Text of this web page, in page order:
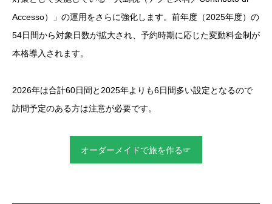
Accesso）」の運用をさらに強化します。前年度（2025年度）の
54日間から対象日数が拡大され、予約時期に応じた変動料金制が
本格導入されます。
2026年は合計60日間と2025年よりも6日間多い設定となるので
訪問予定のある方は注意が必要です。
オーダーメイドで旅を作る☞